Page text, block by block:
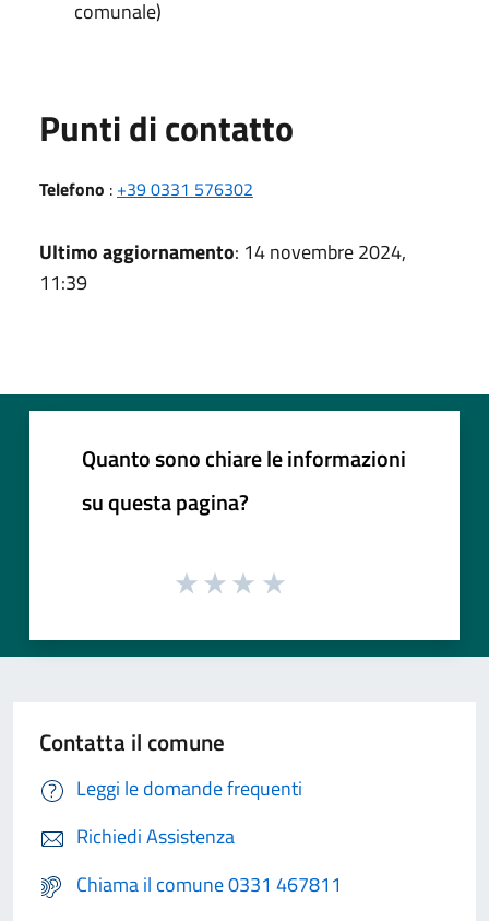
comunale)
Punti di contatto
Telefono : +39 0331 576302
Ultimo aggiornamento: 14 novembre 2024,
11:39
Quanto sono chiare le informazioni
su questa pagina?
Contatta il comune
Leggi le domande frequenti
Richiedi Assistenza
Chiama il comune 0331 467811